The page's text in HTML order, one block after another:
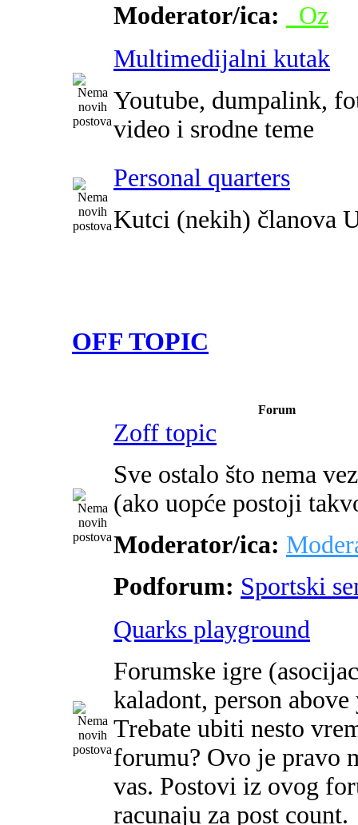
Moderator/ica:
_Oz
Multimedijalni kutak
Youtube, dumpalink,
video i srodne teme
Personal quarters
Kutci (nekih) članova
OFF TOPIC
Forum
Zoff topic
Sve ostalo što nema
(ako uopće postoji
Moderator/ica:
Podforum: Sportski
Quarks playground
Forumske igre
kaladont, person
Trebate ubiti nesto
forumu? Ovo je pravo
vas. Postovi iz ovog
racunaju za post count.